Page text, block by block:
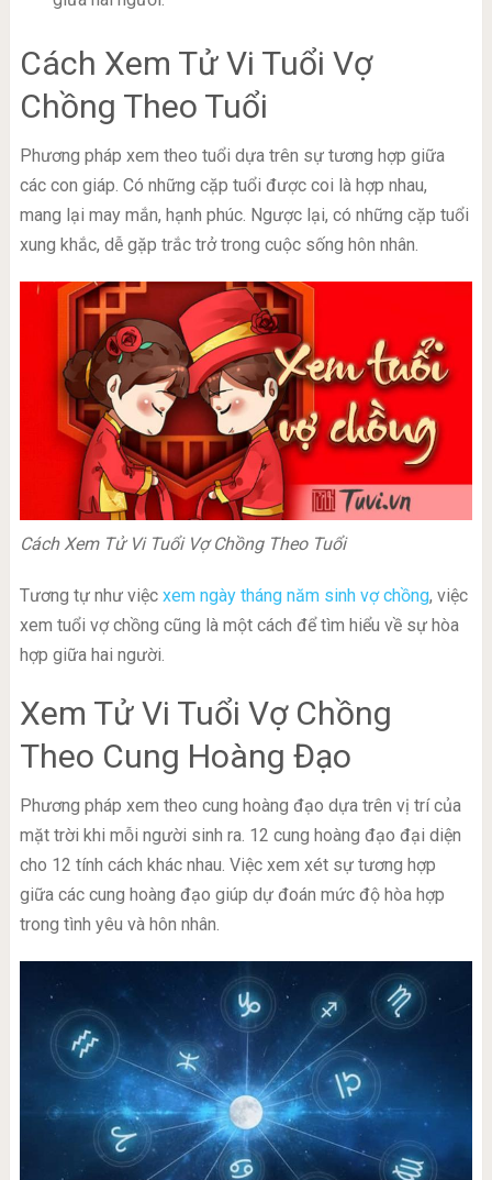
Cách Xem Tử Vi Tuổi Vợ
Chồng Theo Tuổi
Phương pháp xem theo tuổi dựa trên sự tương hợp giữa
các con giáp. Có những cặp tuổi được coi là hợp nhau,
mang lại may mắn, hạnh phúc. Ngược lại, có những cặp tuổi
xung khắc, dễ gặp trắc trở trong cuộc sống hôn nhân.
Cách Xem Tử Vi Tuổi Vợ Chồng Theo Tuổi
Tương tự như việc xem ngày tháng năm sinh vợ chồng, việc
xem tuổi vợ chồng cũng là một cách để tìm hiểu về sự hòa
hợp giữa hai người.
Xem Tử Vi Tuổi Vợ Chồng
Theo Cung Hoàng Đạo
Phương pháp xem theo cung hoàng đạo dựa trên vị trí của
mặt trời khi mỗi người sinh ra. 12 cung hoàng đạo đại diện
cho 12 tính cách khác nhau. Việc xem xét sự tương hợp
giữa các cung hoàng đạo giúp dự đoán mức độ hòa hợp
trong tình yêu và hôn nhân.